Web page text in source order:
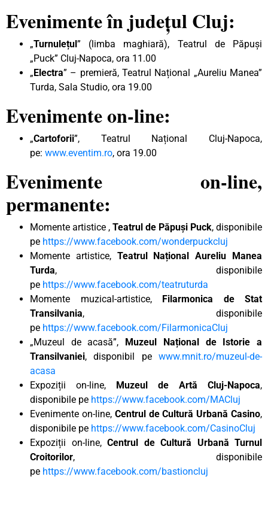
Evenimente în județul Cluj:
„Turnulețul” (limba maghiară), Teatrul de Păpuși
„Puck” Cluj-Napoca, ora 11.00
„Electra” – premieră, Teatrul Național „Aureliu Manea”
Turda, Sala Studio, ora 19.00
Evenimente on-line:
„Cartoforii”, Teatrul Național Cluj-Napoca,
pe: www.eventim.ro, ora 19.00
Evenimente on-line,
permanente:
Momente artistice , Teatrul de Păpuși Puck, disponibile
pe https://www.facebook.com/wonderpuckcluj
Momente artistice, Teatrul Național Aureliu Manea
Turda, disponibile
pe https://www.facebook.com/teatruturda
Momente muzical-artistice, Filarmonica de Stat
Transilvania, disponibile
pe https://www.facebook.com/FilarmonicaCluj
„Muzeul de acasă”, Muzeul Național de Istorie a
Transilvaniei, disponibil pe www.mnit.ro/muzeul-de-
acasa
Expoziții on-line, Muzeul de Artă Cluj-Napoca,
disponibile pe https://www.facebook.com/MACluj
Evenimente on-line, Centrul de Cultură Urbană Casino,
disponibile pe https://www.facebook.com/CasinoCluj
Expoziții on-line, Centrul de Cultură Urbană Turnul
Croitorilor, disponibile
pe https://www.facebook.com/bastioncluj